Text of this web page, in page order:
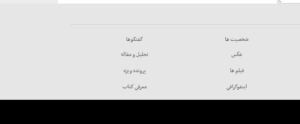
شخصيت ها
عكس
فيلم ها
اينفوگرافي
گفتگوها
تحليل و مقاله
پرونده ويژه
معرفي كتاب